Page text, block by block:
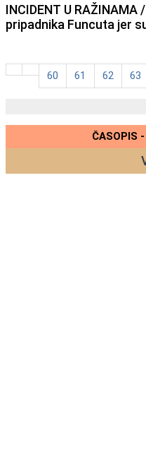
INCIDENT U
pripadnika Funcuta jer su zbog mržnje prema Torcidi
60 61 62 63
ČASOPIS